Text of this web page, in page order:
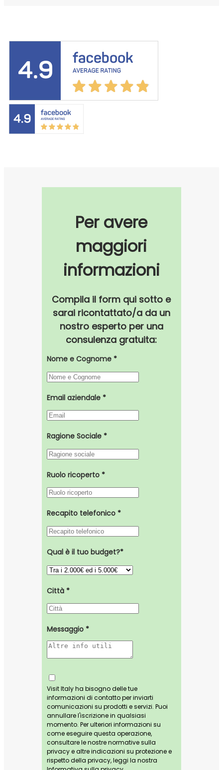
Per avere
maggiori
informazioni
Compila il form qui sotto e
sarai ricontattato/a da un
nostro esperto per una
consulenza gratuita:
Nome e Cognome *
Email aziendale *
Ragione Sociale *
Ruolo ricoperto *
Recapito telefonico *
Qual è il tuo budget?*
Città *
Messaggio *
Visit Italy ha bisogno delle tue
informazioni di contatto per inviarti
comunicazioni su prodotti e servizi. Puoi
annullare l'iscrizione in qualsiasi
momento. Per ulteriori informazioni su
come eseguire questa operazione,
consultare le nostre normative sulla
privacy e altre indicazioni su protezione e
rispetto della privacy, leggi la nostra